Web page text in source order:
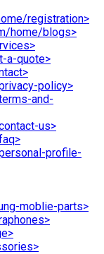
registration>
home/blogs>
a-quote>
policy>
and-
us>
profile-
moblie-parts>